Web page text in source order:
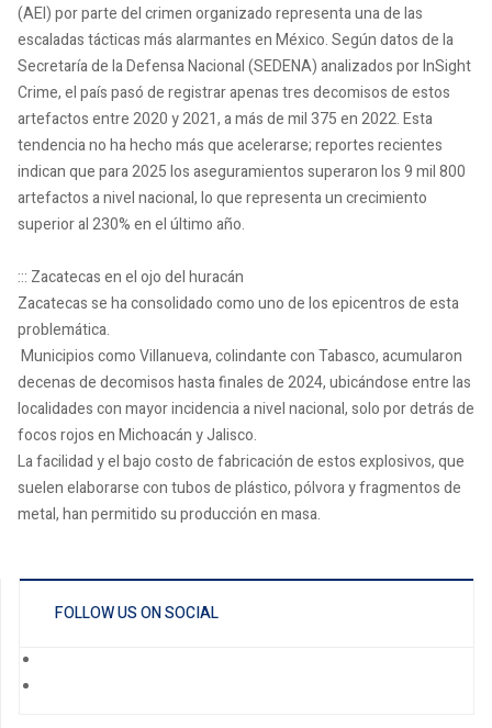
(AEI) por parte del crimen organizado representa una de las
escaladas tácticas más alarmantes en México. Según datos de la
Secretaría de la Defensa Nacional (SEDENA) analizados por InSight
Crime, el país pasó de registrar apenas tres decomisos de estos
artefactos entre 2020 y 2021, a más de mil 375 en 2022. Esta
tendencia no ha hecho más que acelerarse; reportes recientes
indican que para 2025 los aseguramientos superaron los 9 mil 800
artefactos a nivel nacional, lo que representa un crecimiento
superior al 230% en el último año.
::: Zacatecas en el ojo del huracán
Zacatecas se ha consolidado como uno de los epicentros de esta
problemática.
Municipios como Villanueva, colindante con Tabasco, acumularon
decenas de decomisos hasta finales de 2024, ubicándose entre las
localidades con mayor incidencia a nivel nacional, solo por detrás de
focos rojos en Michoacán y Jalisco.
La facilidad y el bajo costo de fabricación de estos explosivos, que
suelen elaborarse con tubos de plástico, pólvora y fragmentos de
metal, han permitido su producción en masa.
FOLLOW US ON SOCIAL